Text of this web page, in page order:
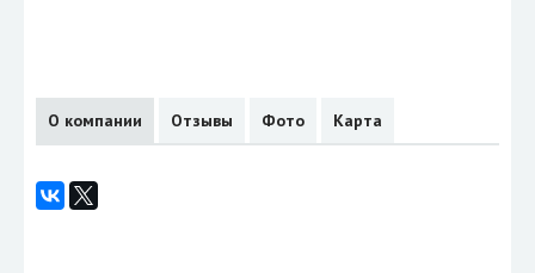
О компании Отзывы Фото Карта